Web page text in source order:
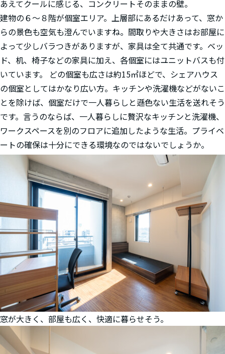
あえてクールに感じる、コンクリートそのままの壁。
建物の６〜８階が個室エリア。上層部にあるだけあって、窓か
らの景色も空気も澄んでいますね。間取りや大きさはお部屋に
よって少しバラつきがありますが、家具は全て共通です。ベッ
ド、机、椅子などの家具に加え、各個室にはユニットバスも付
いています。 どの個室も広さは約15㎡ほどで、シェアハウス
の個室としてはかなり広い方。キッチンや洗濯機などがないこ
とを除けば、個室だけで一人暮らしと遜色ない生活を送れそう
です。言うのならば、一人暮らしに贅沢なキッチンと洗濯機、
ワークスペースを別のフロアに追加したような生活。プライベ
ートの確保は十分にできる環境なのではないでしょうか。
窓が大きく、部屋も広く、快適に暮らせそう。